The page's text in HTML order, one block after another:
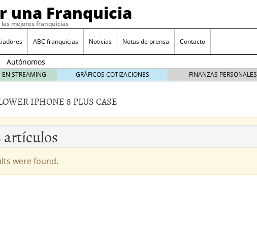
una Franquicia
mejores franquicias
ABC franquicias Noticias Notas de prensa Contacto
Autónomos
y baja
laboral
2014
ser emprendedor? Esto es lo que cuesta y las ayudas que puedes
4 julio 2014
tu negocio listo para franquiciarse?
Vending: una opción práctica
STREAMING GRÁFICOS COTIZACIONES FINANZAS PERSONALES
IPHONE 8 PLUS CASE
were found.